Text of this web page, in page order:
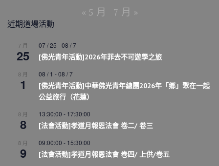
« 5 月 7 月 »
近期道場活動
7 月
25
07 / 25 -08 / 7
[佛光青年活動]2026年菲去不可遊學之旅
8 月
1
08 / 1 -08 / 7
[佛光青年活動]中華佛光青年總團2026年「鄉」聚在一起
公益旅行（花蓮）
8 月
8
13:30:00 - 17:30:00
[法會活動]孝道月報恩法會 卷二/ 卷三
8 月
9
09:00:00 - 15:30:00
[法會活動]孝道月報恩法會 卷四/ 上供/卷五